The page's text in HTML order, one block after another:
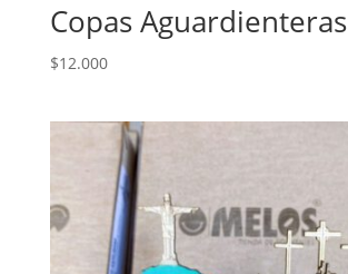
Copas Aguardienteras
$12.000